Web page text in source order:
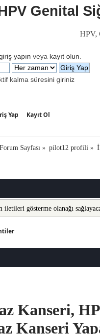
HPV,
yapın veya kayıt olun
kalma süresini giriniz
Yap Kayıt Ol
Sayfası » pilot12 profili »
iletileri gösterme olanağı
Kanseri,
Kanseri